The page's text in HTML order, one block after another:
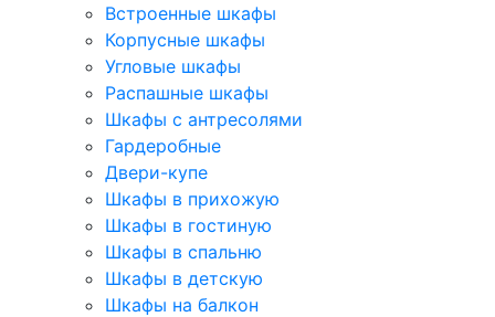
Встроенные шкафы
Корпусные шкафы
Угловые шкафы
Распашные шкафы
Шкафы с антресолями
Гардеробные
Двери-купе
Шкафы в прихожую
Шкафы в гостиную
Шкафы в спальню
Шкафы в детскую
Шкафы на балкон